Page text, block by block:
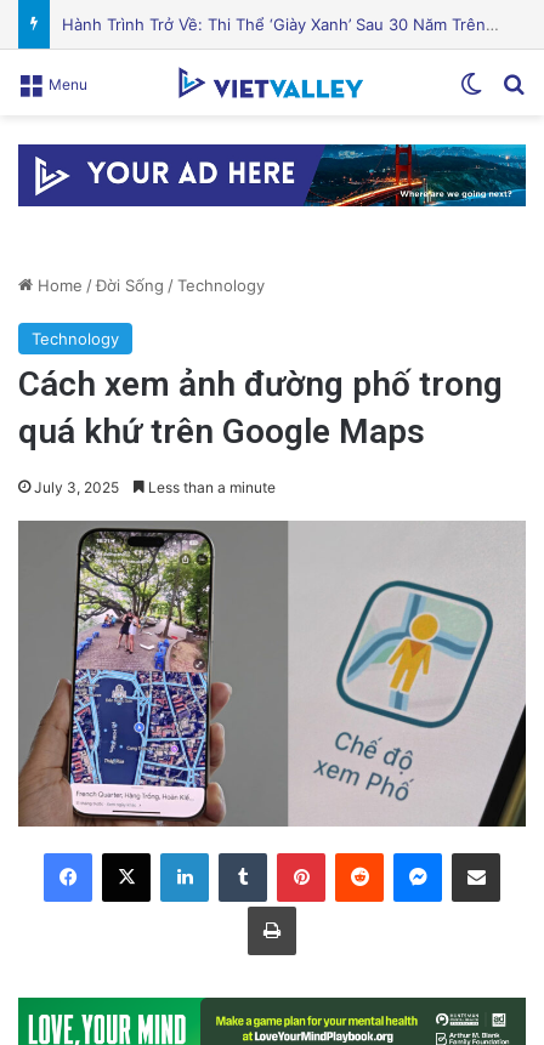
Cá hồi nướng gia vị Địa Trung Hải thơm ngon hấp dẫn
Menu
Home /Đời Sống /Technology
Technology
Cách xem ảnh đường phố trong
quá khứ trên Google Maps
July 3, 2025 Less than a minute
LinkedInTumblr PinterestReddit Messenger
Share via Email
Print